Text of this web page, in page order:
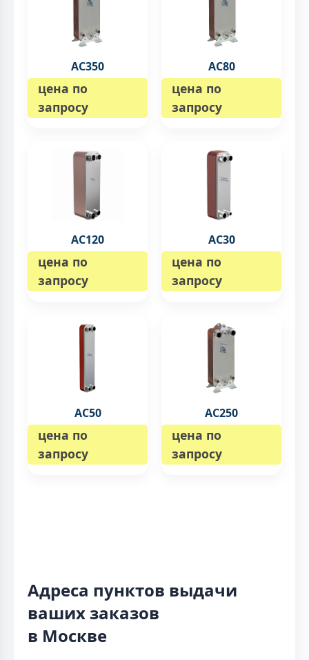
AC350
цена по
запросу
AC80
цена по
запросу
AC120
цена по
запросу
AC30
цена по
запросу
AC50
цена по
запросу
AC250
цена по
запросу
Адреса пунктов выдачи
ваших заказов
в Москве